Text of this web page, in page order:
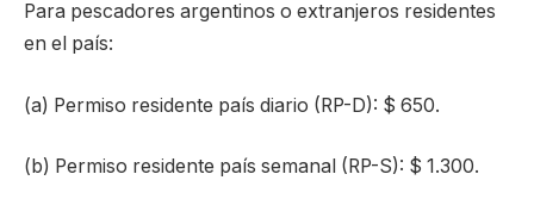
Para pescadores argentinos o extranjeros residentes
en el país:
(a) Permiso residente país diario (RP-D): $ 650.
(b) Permiso residente país semanal (RP-S): $ 1.300.